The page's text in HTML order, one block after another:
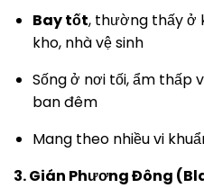
Bay tốt, thường thấy ở
kho, nhà vệ sinh
Sống ở nơi tối, ẩm thấp
ban đêm
Mang theo nhiều vi
3. Gián Phương Đông